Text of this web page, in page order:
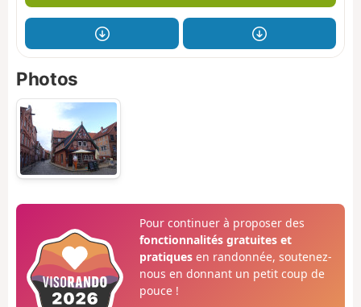
Photos
Pour continuer à proposer des
fonctionnalités gratuites et
pratiquesen randonnée, soutenez-
nous en donnant un petit coup de
pouce !